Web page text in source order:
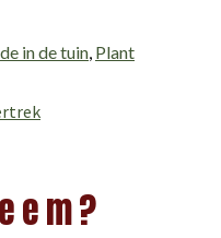
in de tuin Plant